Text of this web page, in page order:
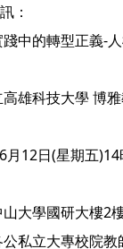
：
中的轉型正義-
雄科技大學 博
6月12日(星期五)14
大學國研大樓2
私立大專校院